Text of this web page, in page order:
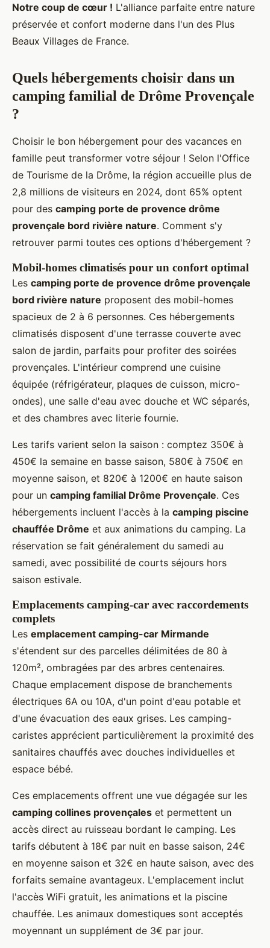
Notre coup de cœur ! L'alliance parfaite entre nature
préservée et confort moderne dans l'un des Plus
Beaux Villages de France.
Quels hébergements choisir dans un
camping familial de Drôme Provençale
?
Choisir le bon hébergement pour des vacances en
famille peut transformer votre séjour ! Selon l'Office
de Tourisme de la Drôme, la région accueille plus de
2,8 millions de visiteurs en 2024, dont 65% optent
pour des camping porte de provence drôme
provençale bord rivière nature. Comment s'y
retrouver parmi toutes ces options d'hébergement ?
Mobil-homes climatisés pour un confort optimal
Les camping porte de provence drôme provençale
bord rivière nature proposent des mobil-homes
spacieux de 2 à 6 personnes. Ces hébergements
climatisés disposent d'une terrasse couverte avec
salon de jardin, parfaits pour profiter des soirées
provençales. L'intérieur comprend une cuisine
équipée (réfrigérateur, plaques de cuisson, micro-
ondes), une salle d'eau avec douche et WC séparés,
et des chambres avec literie fournie.
Les tarifs varient selon la saison : comptez 350€ à
450€ la semaine en basse saison, 580€ à 750€ en
moyenne saison, et 820€ à 1200€ en haute saison
pour un camping familial Drôme Provençale. Ces
hébergements incluent l'accès à la camping piscine
chauffée Drôme et aux animations du camping. La
réservation se fait généralement du samedi au
samedi, avec possibilité de courts séjours hors
saison estivale.
Emplacements camping-car avec raccordements
complets
Les emplacement camping-car Mirmande
s'étendent sur des parcelles délimitées de 80 à
120m², ombragées par des arbres centenaires.
Chaque emplacement dispose de branchements
électriques 6A ou 10A, d'un point d'eau potable et
d'une évacuation des eaux grises. Les camping-
caristes apprécient particulièrement la proximité des
sanitaires chauffés avec douches individuelles et
espace bébé.
Ces emplacements offrent une vue dégagée sur les
camping collines provençales et permettent un
accès direct au ruisseau bordant le camping. Les
tarifs débutent à 18€ par nuit en basse saison, 24€
en moyenne saison et 32€ en haute saison, avec des
forfaits semaine avantageux. L'emplacement inclut
l'accès WiFi gratuit, les animations et la piscine
chauffée. Les animaux domestiques sont acceptés
moyennant un supplément de 3€ par jour.